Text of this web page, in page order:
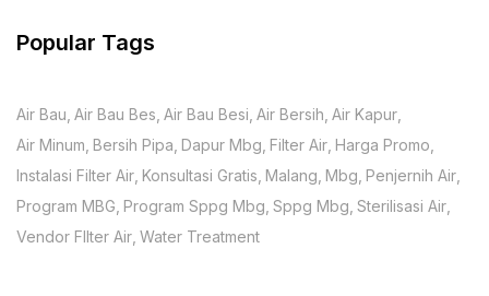
Popular Tags
Air Bau Air Bau Bes Air Bau Besi Air Bersih Air Kapur
Air Minum Bersih Pipa Dapur Mbg Filter Air Harga Promo
Instalasi Filter Air Konsultasi Gratis Malang Mbg Penjernih Air
Program MBG Program Sppg Mbg Sppg Mbg Sterilisasi Air
Vendor FIlter Air Water Treatment